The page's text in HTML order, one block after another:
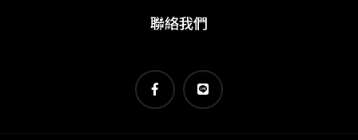
聯絡我們